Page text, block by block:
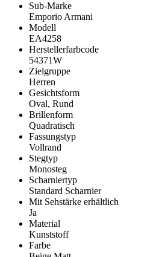
Sub-Marke
Emporio Armani
Modell
EA4258
Herstellerfarbcode
54371W
Zielgruppe
Herren
Gesichtsform
Oval, Rund
Brillenform
Quadratisch
Fassungstyp
Vollrand
Stegtyp
Monosteg
Scharniertyp
Standard Scharnier
Mit Sehstärke erhältlich
Ja
Material
Kunststoff
Farbe